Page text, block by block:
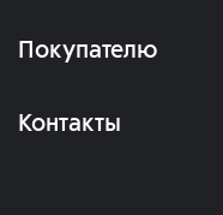
Покупателю
Контакты